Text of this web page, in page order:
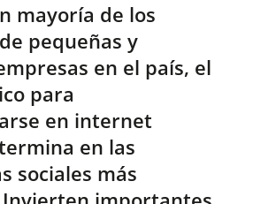
mayoría de los
pequeñas y
en el país, el
para
en internet
en las
sociales más